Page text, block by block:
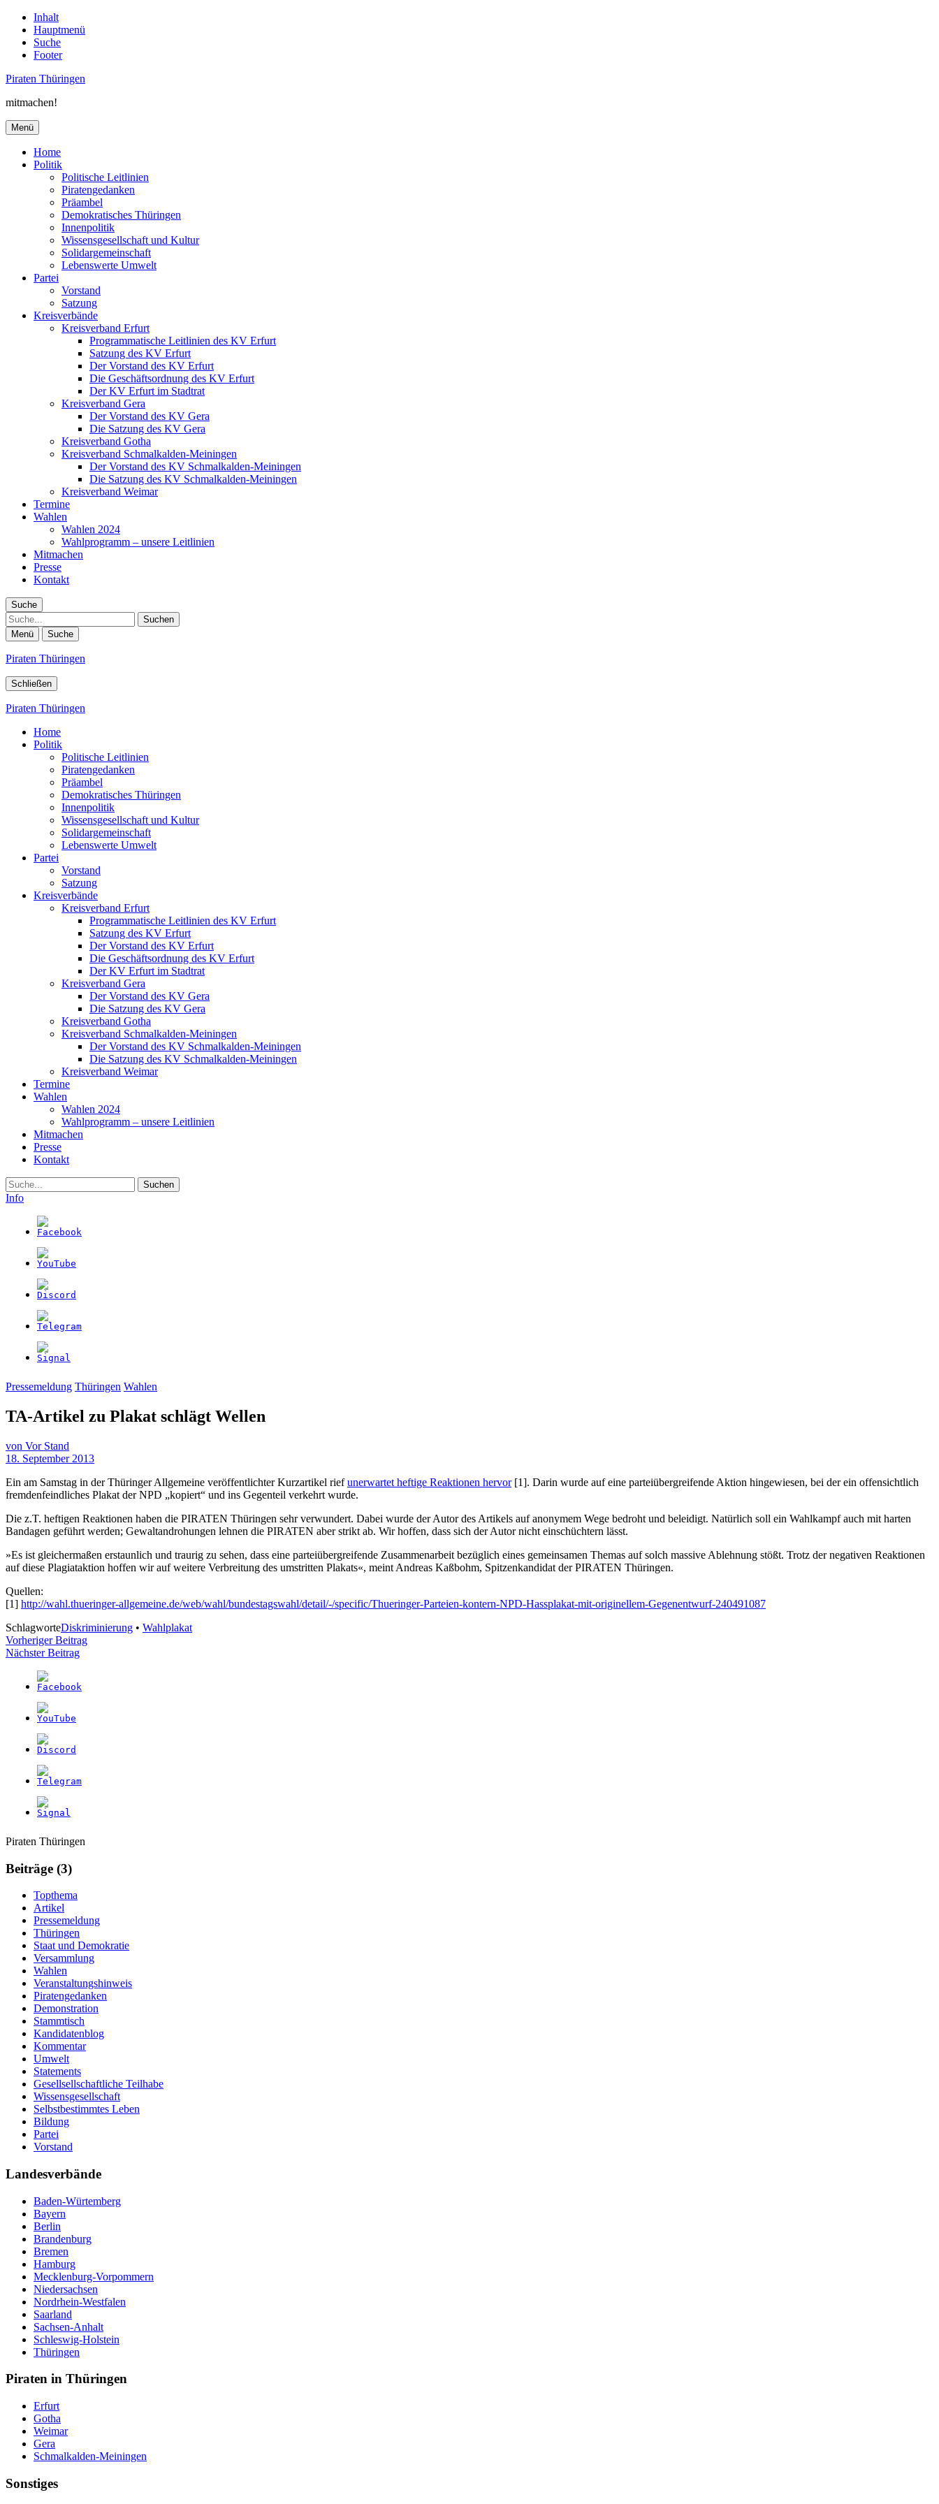
Inhalt
Hauptmenü
Suche
Footer
Piraten Thüringen
mitmachen!
Menü
Home
Politik
Politische Leitlinien
Piratengedanken
Präambel
Demokratisches Thüringen
Innenpolitik
Wissensgesellschaft und Kultur
Solidargemeinschaft
Lebenswerte Umwelt
Partei
Vorstand
Satzung
Kreisverbände
Kreisverband Erfurt
Programmatische Leitlinien des KV Erfurt
Satzung des KV Erfurt
Der Vorstand des KV Erfurt
Die Geschäftsordnung des KV Erfurt
Der KV Erfurt im Stadtrat
Kreisverband Gera
Der Vorstand des KV Gera
Die Satzung des KV Gera
Kreisverband Gotha
Kreisverband Schmalkalden-Meiningen
Der Vorstand des KV Schmalkalden-Meiningen
Die Satzung des KV Schmalkalden-Meiningen
Kreisverband Weimar
Termine
Wahlen
Wahlen 2024
Wahlprogramm – unsere Leitlinien
Mitmachen
Presse
Kontakt
Suche
Suche
Menü Suche
Piraten Thüringen
Schließen
Piraten Thüringen
Home
Politik
Politische Leitlinien
Piratengedanken
Präambel
Demokratisches Thüringen
Innenpolitik
Wissensgesellschaft und Kultur
Solidargemeinschaft
Lebenswerte Umwelt
Partei
Vorstand
Satzung
Kreisverbände
Kreisverband Erfurt
Programmatische Leitlinien des KV Erfurt
Satzung des KV Erfurt
Der Vorstand des KV Erfurt
Die Geschäftsordnung des KV Erfurt
Der KV Erfurt im Stadtrat
Kreisverband Gera
Der Vorstand des KV Gera
Die Satzung des KV Gera
Kreisverband Gotha
Kreisverband Schmalkalden-Meiningen
Der Vorstand des KV Schmalkalden-Meiningen
Die Satzung des KV Schmalkalden-Meiningen
Kreisverband Weimar
Termine
Wahlen
Wahlen 2024
Wahlprogramm – unsere Leitlinien
Mitmachen
Presse
Kontakt
Suche
Info
Pressemeldung Thüringen Wahlen
TA-Artikel zu Plakat schlägt Wellen
von Vor Stand
18. September 2013
Ein am Samstag in der Thüringer Allgemeine veröffentlichter Kurzartikel riefunerwartet heftige Reaktionen hervor[1]. Darin wurde auf eine parteiübergreifende Aktion hingewiesen, bei der ein offensichtlich
fremdenfeindliches Plakat der NPD „kopiert“ und ins Gegenteil verkehrt wurde.
Die z.T. heftigen Reaktionen haben die PIRATEN Thüringen sehr verwundert. Dabei wurde der Autor des Artikels auf anonymem Wege bedroht und beleidigt. Natürlich soll ein Wahlkampf auch mit harten
Bandagen geführt werden; Gewaltandrohungen lehnen die PIRATEN aber strikt ab. Wir hoffen, dass sich der Autor nicht einschüchtern lässt.
»Es ist gleichermaßen erstaunlich und traurig zu sehen, dass eine parteiübergreifende Zusammenarbeit bezüglich eines gemeinsamen Themas auf solch massive Ablehnung stößt. Trotz der negativen Reaktionen
auf diese Plagiataktion hoffen wir auf weitere Verbreitung des umstritten Plakats«, meint Andreas Kaßbohm, Spitzenkandidat der PIRATEN Thüringen.
Quellen:
[1] http://wahl.thueringer-allgemeine.de/web/wahl/bundestagswahl/detail/-/specific/Thueringer-Parteien-kontern-NPD-Hassplakat-mit-originellem-Gegenentwurf-240491087
SchlagworteDiskriminierung • Wahlplakat
Beitragsnavigation
Vorheriger Beitrag
Nächster Beitrag
Weitere
Informationen
Navigation
Piraten Thüringen
Beiträge (3)
Topthema
Artikel
Pressemeldung
Thüringen
Staat und Demokratie
Versammlung
Wahlen
Veranstaltungshinweis
Piratengedanken
Demonstration
Stammtisch
Kandidatenblog
Kommentar
Umwelt
Statements
Gesellsellschaftliche Teilhabe
Wissensgesellschaft
Selbstbestimmtes Leben
Bildung
Partei
Vorstand
Landesverbände
Baden-Würtemberg
Bayern
Berlin
Brandenburg
Bremen
Hamburg
Mecklenburg-Vorpommern
Niedersachsen
Nordrhein-Westfalen
Saarland
Sachsen-Anhalt
Schleswig-Holstein
Thüringen
Piraten in Thüringen
Erfurt
Gotha
Weimar
Gera
Schmalkalden-Meiningen
Sonstiges